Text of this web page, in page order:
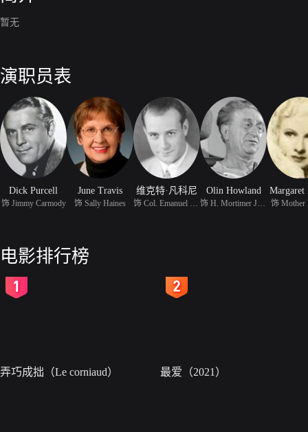
暂无
演职员表
Dick Purcell
饰 Jimmy Carmody
June Travis
饰 Sally Haines
维克特·凡科尼 Olin Howland
饰 Mother
电影排行榜
弄巧成拙（Le corniaud） 最爱（2021）